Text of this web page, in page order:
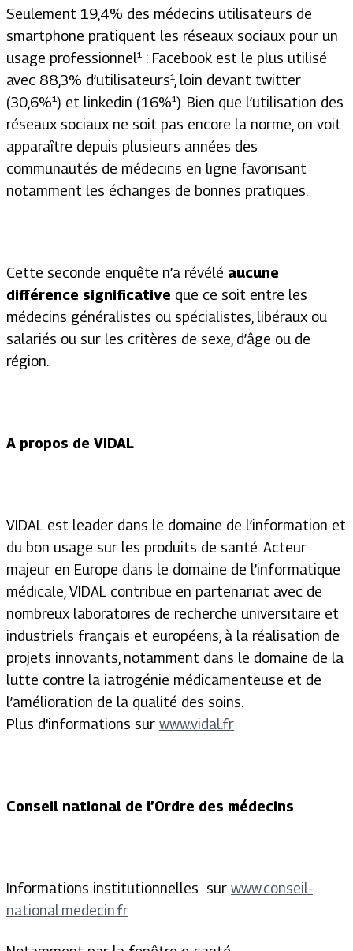
Seulement 19,4% des médecins utilisateurs de
smartphone pratiquent les réseaux sociaux pour un
usage professionnel¹ : Facebook est le plus utilisé
avec 88,3% d’utilisateurs¹, loin devant twitter
(30,6%¹) et linkedin (16%¹). Bien que l’utilisation des
réseaux sociaux ne soit pas encore la norme, on voit
apparaître depuis plusieurs années des
communautés de médecins en ligne favorisant
notamment les échanges de bonnes pratiques.
Cette seconde enquête n’a révélé aucune
différence significative que ce soit entre les
médecins généralistes ou spécialistes, libéraux ou
salariés ou sur les critères de sexe, d’âge ou de
région.
A propos de VIDAL
VIDAL est leader dans le domaine de l’information et
du bon usage sur les produits de santé. Acteur
majeur en Europe dans le domaine de l’informatique
médicale, VIDAL contribue en partenariat avec de
nombreux laboratoires de recherche universitaire et
industriels français et européens, à la réalisation de
projets innovants, notamment dans le domaine de la
lutte contre la iatrogénie médicamenteuse et de
l’amélioration de la qualité des soins.
Plus d'informations sur www.vidal.fr
Conseil national de l’Ordre des médecins
Informations institutionnelles sur www.conseil-
national.medecin.fr